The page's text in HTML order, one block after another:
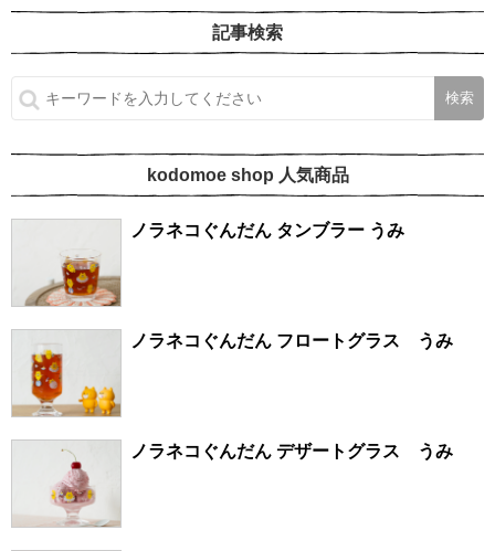
記事検索
kodomoe shop 人気商品
ノラネコぐんだん タンブラー うみ
ノラネコぐんだん フロートグラス うみ
ノラネコぐんだん デザートグラス うみ